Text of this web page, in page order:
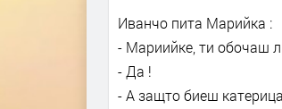
Иванчо пита Марийка :
- Мариийке, ти обочаш
- Да !
- А защто биеш